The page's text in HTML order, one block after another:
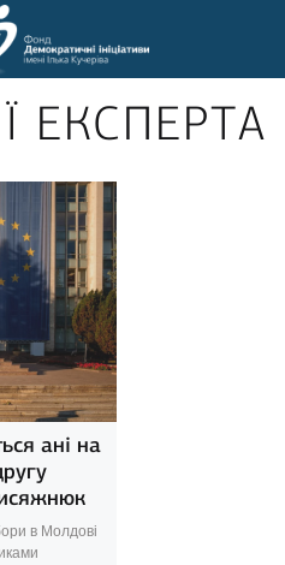
ЕКСПЕРТА
ані на
в Молдові